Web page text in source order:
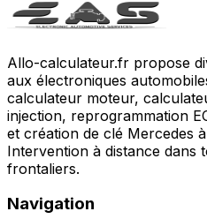
Allo-calculateur.fr propose
aux électroniques
calculateur moteur,
injection, reprogrammation
et création de clé Mercedes
Intervention à distance dans
frontaliers.
Navigation